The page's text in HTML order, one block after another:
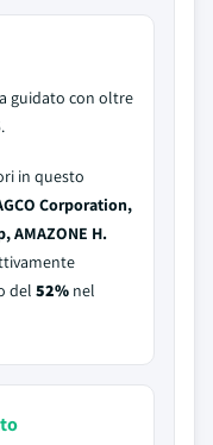
guidato con oltre
in questo
Corporation,
AMAZONE H.
del 52% nel